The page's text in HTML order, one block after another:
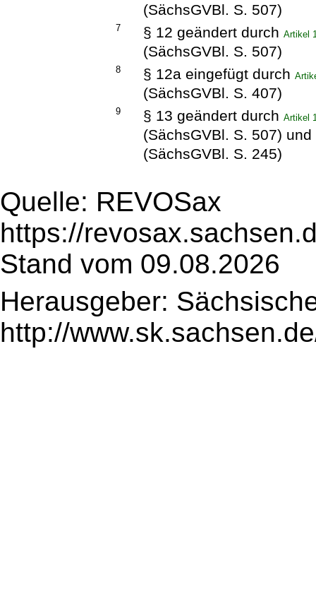
(SächsGVBl. S. 507)
7 § 12 geändert durchArtikel
(SächsGVBl. S. 507)
8 § 12a eingefügt durch
(SächsGVBl. S. 407)
9 § 13 geändert durchArtikel
(SächsGVBl. S. 507)
(SächsGVBl. S. 245)
Quelle: REVOSax
https://
Stand vom 09.08.2026
Herausgeber:
http://